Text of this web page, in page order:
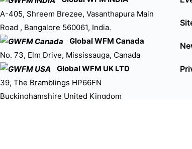
A-405, Shreem Brezee, Vasanthapura Main
Road , Bangalore 560061, India.
Global WFM Canada
No. 73, Elm Drive, Mississauga, Canada
Global WFM UK LTD
39, The Bramblings HP66FN
Buckinghamshire United Kingdom